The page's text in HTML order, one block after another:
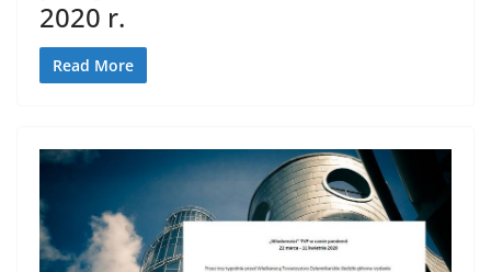
2020 r.
Read More